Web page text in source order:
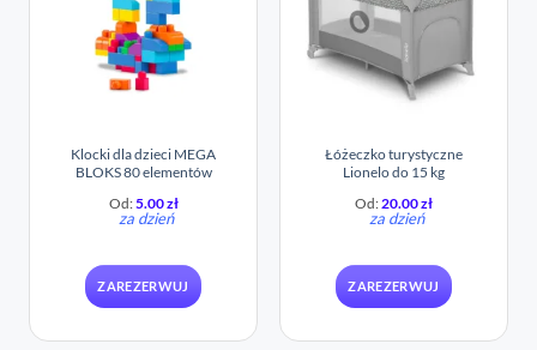
Klocki dla dzieci MEGA
BLOKS 80 elementów
Od:5.00zł
za dzień
ZAREZERWUJ
Łóżeczko turystyczne
Lionelo do 15 kg
Od:20.00zł
za dzień
ZAREZERWUJ